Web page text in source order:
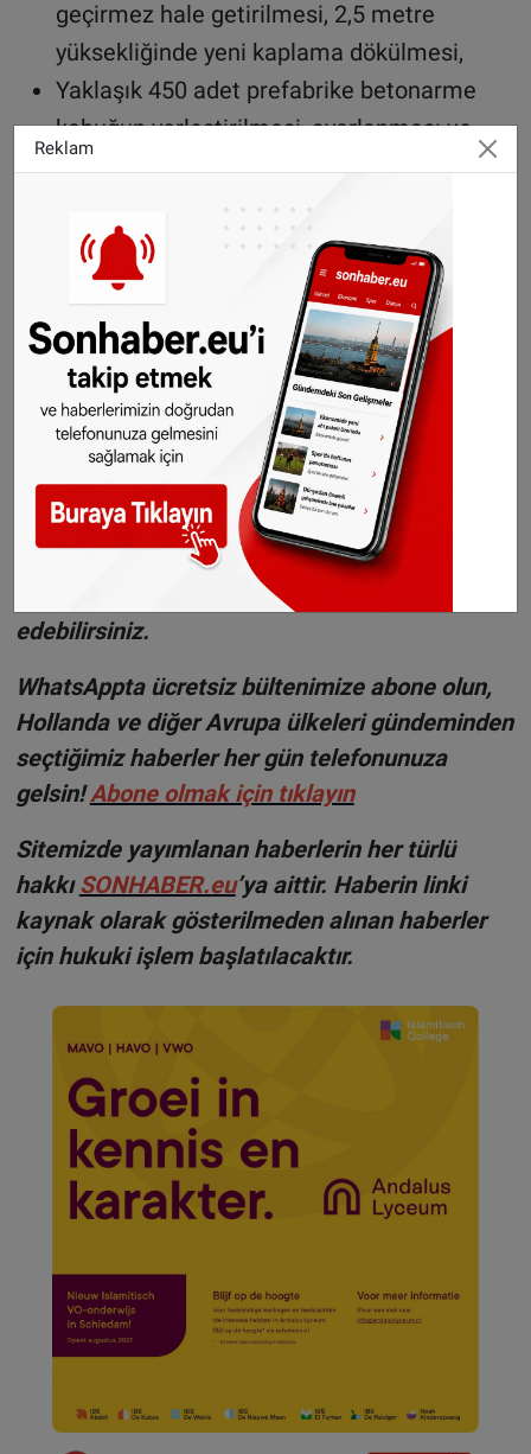
geçirmez hale getirilmesi, 2,5 metre
yüksekliğinde yeni kaplama dökülmesi,
Yaklaşık 450 adet prefabrike betonarme
kabuğun yerleştirilmesi, ayarlanması ve
sabitlenmesi,
Kemerin arkasına mikro harç enjeksiyonu
ve kabukların mühürlenmesi,
Güvenlik ekipmanlarının yeniden monte
edilmesi ve trafik açılmadan önce test
aşamasına geçilmesi.
Proje için toplamda 50 milyon euro yatırım
yapılması planlanıyor.
©Sonhaber.eu
Fotoğraf: Wikimedia Commons
gram hesabımızdan
edebilirsiniz.
WhatsAppta ücretsiz bültenimize abone olun,
Hollanda ve diğer Avrupa ülkeleri gündeminden
seçtiğimiz haberler her gün telefonunuza
gelsin!Abone olmak için tıklayın
Sitemizde yayımlanan haberlerin her türlü
hakkıSONHABER.eu’ya aittir. Haberin linki
kaynak olarak gösterilmeden alınan haberler
için hukuki işlem başlatılacaktır.
Reklam